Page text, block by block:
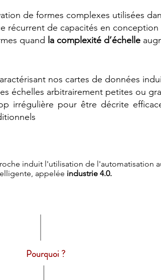
de formes complexes utilisées
récurrent de capacités en conception
quand la complexité d’échelle
nos cartes de données
échelles arbitrairement petites ou
irrégulière pour être décrite
induit l'utilisation de l'automatisation
appelée industrie 4.0.
Pourquoi ?